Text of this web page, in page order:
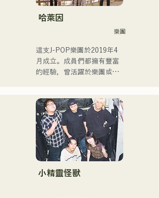
包括為寶礦力水特電視廣告
作曲、在富士電視台
出演搖滾音樂劇。
2017年起，她回到福岡，除
了自己的工作之外，還活躍
她擁有高亢的嗓音和出眾的
演唱實力，是一位引領下一
代的創作歌手。
哈萊因
樂團
這支J-POP樂團於2019年4
月成立。成員們都擁有豐富
的經驗，曾活躍於樂團或擔
樂團。 CHiKa清澈的嗓音、
樸實的歌詞和懷舊的旋律贏
得了不同年齡層觀眾的支
持。成員們充分發揮各自的
個性，打造出溫柔溫暖的音
樂。
目前，他們主要在福岡等地
小精靈怪獸